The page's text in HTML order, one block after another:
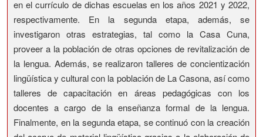
en el currículo de dichas escuelas en los años 2021 y 2022,
respectivamente. En la segunda etapa, además, se
investigaron otras estrategias, tal como la Casa Cuna,
proveer a la población de otras opciones de revitalización de
la lengua. Además, se realizaron talleres de concientización
lingüística y cultural con la población de La Casona, así como
talleres de capacitación en áreas pedagógicas con los
docentes a cargo de la enseñanza formal de la lengua.
Finalmente, en la segunda etapa, se continuó con la creación